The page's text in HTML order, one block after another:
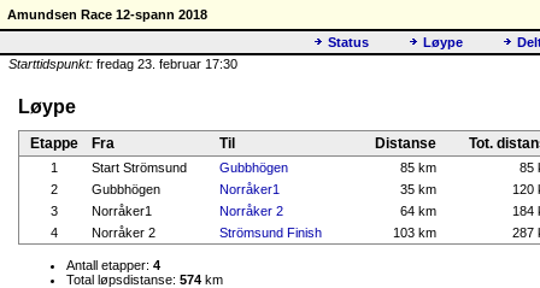
Amundsen Race 12-spann 2018
Status
Løype
Starttidspunkt: fredag 23. februar 17:30
Løype
Etappe Fra Til Distanse Tot.
1 Start Strömsund Gubbhögen 85 km
85
2
Gubbhögen Norråker1 35 km
120
3
Norråker1 Norråker 2 64 km
184
4
Norråker 2 Strömsund Finish 103 km 287
Antall etapper: 4
Total løpsdistanse: 574 km